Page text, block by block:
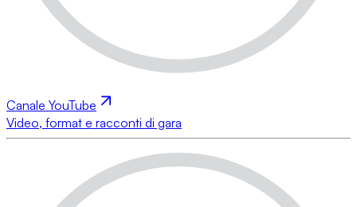
Canale YouTube
Video, format e racconti di gara